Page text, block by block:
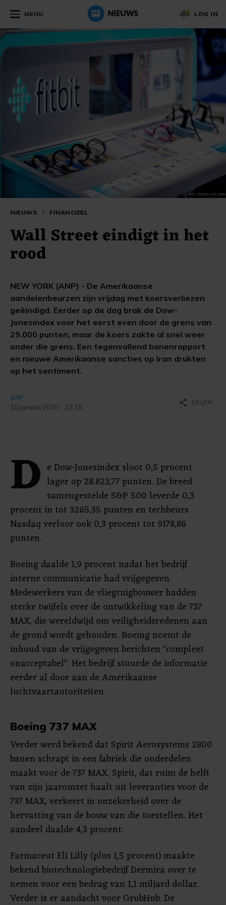
MENU LOG IN
NIEUWS / FINANCIEEL
Wall Street eindigt in het
rood
NEW YORK (ANP) - De Amerikaanse
aandelenbeurzen zijn vrijdag met koersverliezen
geëindigd. Eerder op de dag brak de Dow-
Jonesindex voor het eerst even door de grens van
29.000 punten, maar de koers zakte al snel weer
onder die grens. Een tegenvallend banenrapport
en nieuwe Amerikaanse sancties op Iran drukten
op het sentiment.
ANP
10 januari 2020 - 22:16
share DELEN
D e Dow-Jonesindex sloot 0,5 procent
lager op 28.823,77 punten. De breed
samengestelde S&P 500 leverde 0,3
procent in tot 3265,35 punten en techbeurs
Nasdaq verloor ook 0,3 procent tot 9178,86
punten.
Boeing daalde 1,9 procent nadat het bedrijf
interne communicatie had vrijgegeven.
Medewerkers van de vliegtuigbouwer hadden
sterke twijfels over de ontwikkeling van de 737
MAX, die wereldwijd om veiligheidsredenen aan
de grond wordt gehouden. Boeing noemt de
inhoud van de vrijgegeven berichten "compleet
onacceptabel". Het bedrijf stuurde de informatie
eerder al door aan de Amerikaanse
luchtvaartautoriteiten.
Boeing 737 MAX
Verder werd bekend dat Spirit Aerosystems 2800
banen schrapt in een fabriek die onderdelen
maakt voor de 737 MAX. Spirit, dat ruim de helft
van zijn jaaromzet haalt uit leveranties voor de
737 MAX, verkeert in onzekerheid over de
hervatting van de bouw van die toestellen. Het
aandeel daalde 4,3 procent.
Farmaceut Eli Lilly (plus 1,5 procent) maakte
bekend biotechnologiebedrijf Dermira over te
nemen voor een bedrag van 1,1 miljard dollar.
Verder is er aandacht voor GrubHub. De